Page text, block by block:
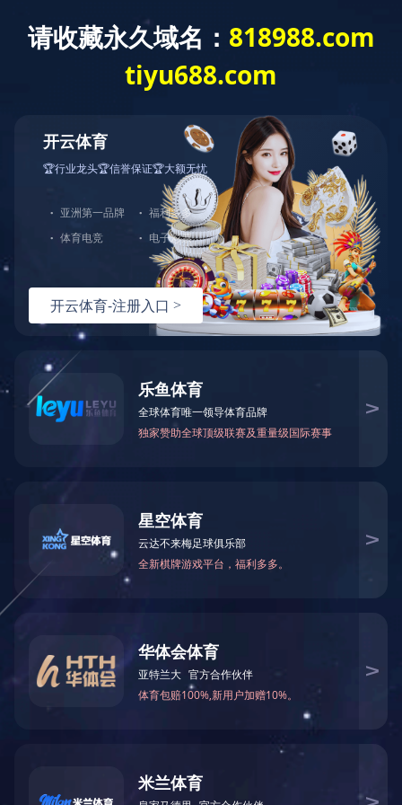
биодизеля оборудование
Биодизельное топливо эфирное
Биодизельное топливо
оборудование
Домашняя страница | о нас | новости продукт центр |